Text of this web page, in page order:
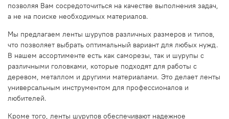
позволяя Вам сосредоточиться на качестве выполнения задач,
а не на поиске необходимых материалов.
Мы предлагаем ленты шурупов различных размеров и типов,
что позволяет выбрать оптимальный вариант для любых нужд.
В нашем ассортименте есть как саморезы, так и шурупы с
различными головками, которые подходят для работы с
деревом, металлом и другими материалами. Это делает ленты
универсальным инструментом для профессионалов и
любителей.
Кроме того, ленты шурупов обеспечивают надежное